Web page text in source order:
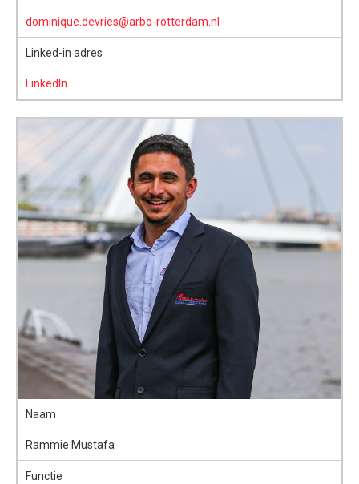
dominique.devries@arbo-rotterdam.nl
Linked-in adres
LinkedIn
Naam
Rammie Mustafa
Functie